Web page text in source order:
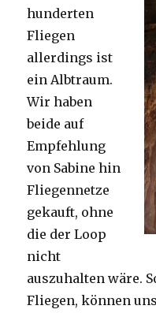
hunderten
Fliegen
allerdings ist
ein Albtraum.
Wir haben
beide auf
Empfehlung
von Sabine hin
Fliegennetze
gekauft, ohne
die der Loop
nicht
auszuhalten wäre.
Fliegen, können